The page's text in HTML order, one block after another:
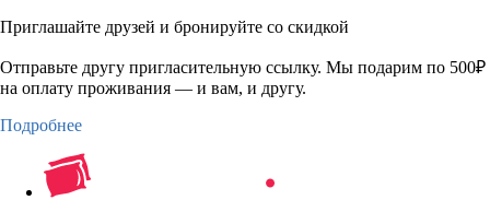
Приглашайте друзей и бронируйте со скидкой
Отправьте другу пригласительную ссылку. Мы подарим по 500₽
на оплату проживания — и вам, и другу.
Подробнее